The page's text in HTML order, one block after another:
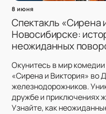
8 июня
Спектакль «Сирена
Новосибирске:
неожиданных
Окунитесь в мир
«Сирена и Виктория» во
железнодорожников.
дружбе и приключениях
Узнайте, как